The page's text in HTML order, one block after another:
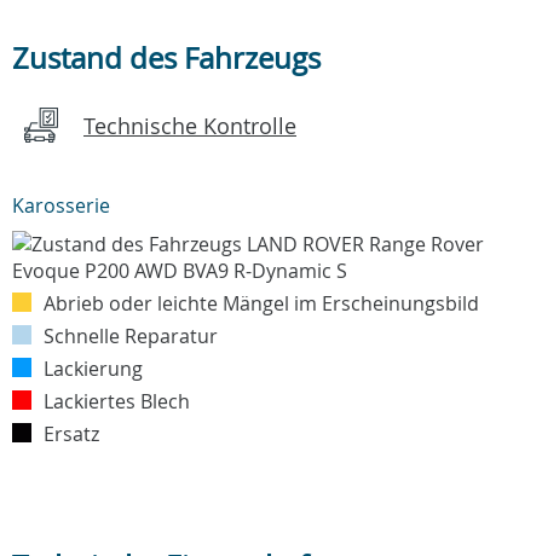
Zustand des Fahrzeugs
Technische Kontrolle
Karosserie
Abrieb oder leichte Mängel im Erscheinungsbild
Schnelle Reparatur
Lackierung
Lackiertes Blech
Ersatz